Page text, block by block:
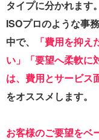
タイプに分かれます
ISOプロのような事
中で、
「費用を抑
い」「要望へ柔軟に
は、費用とサービス
をオススメします。
お客様のご要望をベ